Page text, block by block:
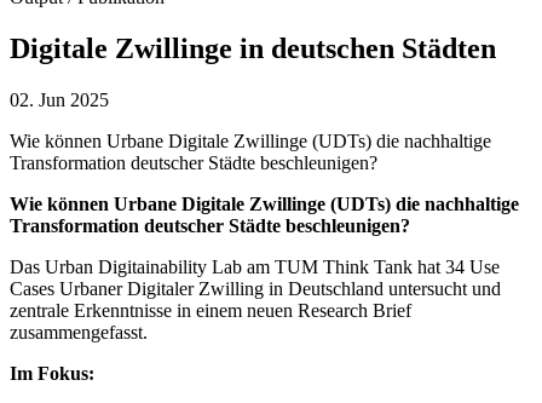
Digitale Zwillinge in deutschen Städten
02. Jun 2025
Wie können Urbane Digitale Zwillinge (UDTs) die nachhaltige
Transformation deutscher Städte beschleunigen?
Wie können Urbane Digitale Zwillinge (UDTs) die nachhaltige
Transformation deutscher Städte beschleunigen?
Das Urban Digitainability Lab am TUM Think Tank hat 34 Use
Cases Urbaner Digitaler Zwilling in Deutschland untersucht und
zentrale Erkenntnisse in einem neuen Research Brief
zusammengefasst.
Im Fokus: